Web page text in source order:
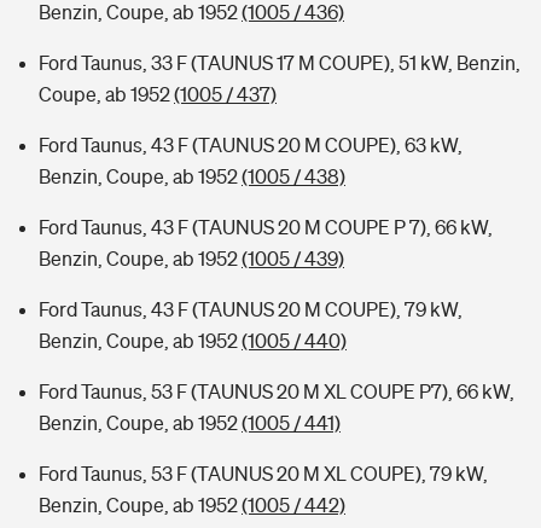
Benzin, Coupe, ab 1952(1005 / 436)
Ford Taunus, 33 F (TAUNUS 17 M COUPE), 51 kW, Benzin,
Coupe, ab 1952(1005 / 437)
Ford Taunus, 43 F (TAUNUS 20 M COUPE), 63 kW,
Benzin, Coupe, ab 1952(1005 / 438)
Ford Taunus, 43 F (TAUNUS 20 M COUPE P 7), 66 kW,
Benzin, Coupe, ab 1952(1005 / 439)
Ford Taunus, 43 F (TAUNUS 20 M COUPE), 79 kW,
Benzin, Coupe, ab 1952(1005 / 440)
Ford Taunus, 53 F (TAUNUS 20 M XL COUPE P7), 66 kW,
Benzin, Coupe, ab 1952(1005 / 441)
Ford Taunus, 53 F (TAUNUS 20 M XL COUPE), 79 kW,
Benzin, Coupe, ab 1952(1005 / 442)